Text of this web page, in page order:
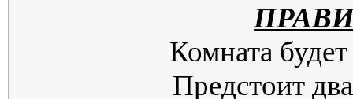
Комната
Предстоит